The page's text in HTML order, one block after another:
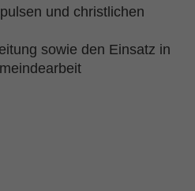
und christlichen
sowie den Einsatz in